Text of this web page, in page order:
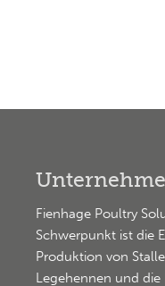
Fienhage Poultry
Schwerpunkt ist die
Produktion von
Legehennen und